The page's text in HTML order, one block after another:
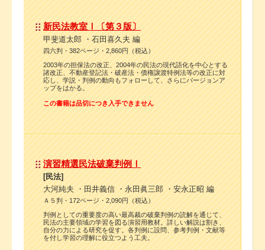
新民法教室Ⅰ〔第３版〕
甲斐道太郎 ・石田喜久夫 編
四六判・382ページ・2,860円（税込）
2003年の担保法の改正、2004年の民法の現代語化を中心とする
諸改正、不動産登記法・破産法・債権譲渡特例法等の改正に対
応し、学説・判例の動向もフォローして、さらにバージョンア
ップをはかる。
この書籍は品切につき入手できません
演習精選民法破棄判例Ⅰ
[民法]
大河純夫 ・田井義信 ・永田眞三郎 ・安永正昭 編
Ａ５判・172ページ・2,090円（税込）
判例としての重要度の高い最高裁の破棄判例の読解を通じて、
民法の主要領域の学習を図る演習用教材。詳しい解説は割き、
自分の力による研究を促す。各判例に設問、参考判例・文献等
を付し学習の理解に役立つよう工夫。